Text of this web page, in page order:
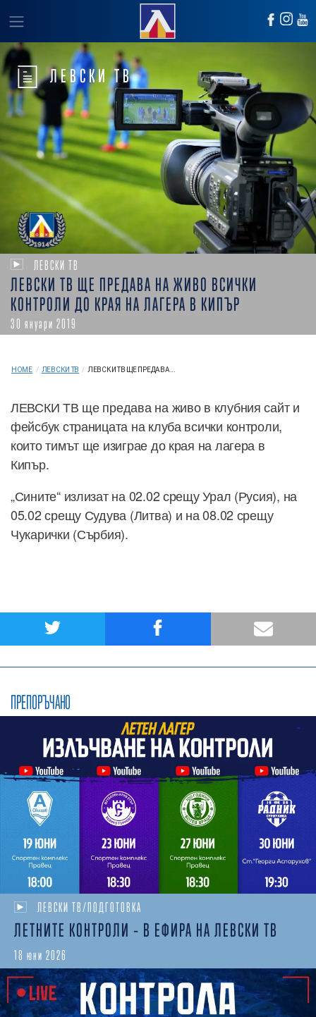
ЛЕВСКИ ТВ
ЛЕВСКИ ТВ
ЛЕВСКИ ТВ ЩЕ ПРЕДАВА НА ЖИВО ВСИЧКИ
КОНТРОЛИ ДО КРАЯ НА ЛАГЕРА В КИПЪР
30 януари 2019
HOME / ЛЕВСКИ ТВ / ЛЕВСКИ ТВ ЩЕ ПРЕДАВА...
ЛЕВСКИ ТВ ще предава на живо в клубния сайт и
фейсбук страницата на клуба всички контроли,
които тимът ще изиграе до края на лагера в
Кипър.
„Сините“ излизат на 02.02 срещу Урал (Русия), на
05.02 срещу Судува (Литва) и на 08.02 срещу
Чукарички (Сърбия).
ПРЕПОРЪЧАНО
ЛЕВСКИ ТВ/ПОДГОТОВКА
ЛЕТНИТЕ КОНТРОЛИ – В ЕФИРА НА ЛЕВСКИ ТВ
18 юни 2026